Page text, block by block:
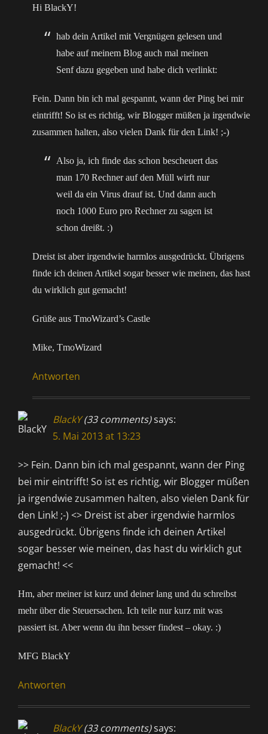
Hi BlackY!
hab dein Artikel mit Vergnügen gelesen und
habe auf meinem Blog auch mal meinen
Senf dazu gegeben und habe dich verlinkt:
Fein. Dann bin ich mal gespannt, wann der Ping bei mir
eintrifft! So ist es richtig, wir Blogger müßen ja irgendwie
zusammen halten, also vielen Dank für den Link! ;-)
Also ja, ich finde das schon bescheuert das
man 170 Rechner auf den Müll wirft nur
weil da ein Virus drauf ist. Und dann auch
noch 1000 Euro pro Rechner zu sagen ist
schon dreißt. :)
Dreist ist aber irgendwie harmlos ausgedrückt. Übrigens
finde ich deinen Artikel sogar besser wie meinen, das hast
du wirklich gut gemacht!
Grüße aus TmoWizard’s Castle
Mike, TmoWizard
Antworten
BlackY(33 comments)says:
5. Mai 2013 at 13:23
>> Fein. Dann bin ich mal gespannt, wann der Ping
bei mir eintrifft! So ist es richtig, wir Blogger müßen
ja irgendwie zusammen halten, also vielen Dank für
den Link! ;-) <> Dreist ist aber irgendwie harmlos
ausgedrückt. Übrigens finde ich deinen Artikel
sogar besser wie meinen, das hast du wirklich gut
gemacht! <<
Hm, aber meiner ist kurz und deiner lang und du schreibst
mehr über die Steuersachen. Ich teile nur kurz mit was
passiert ist. Aber wenn du ihn besser findest – okay. :)
MFG BlackY
Antworten
BlackY(33 comments)says: